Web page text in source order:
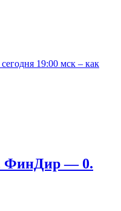
19:00 мск – как
ФинДир — 0.